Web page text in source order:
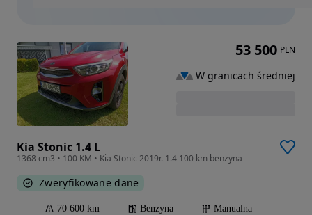
Kia Stonic 1.4 L
1368 cm3 • 100 KM • Kia Stonic 2019r. 1.4 100 km benzyna
Zweryfikowane dane
70 600 km Benzyna
Manualna
53 500 PLN
W granicach średniej